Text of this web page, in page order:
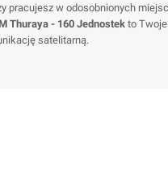
pracujesz w odosobnionych
Thuraya - 160 Jednostek to
satelitarną.